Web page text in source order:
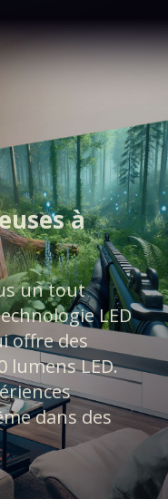
à
un tout
LED
offre des
lumens LED.
dans des